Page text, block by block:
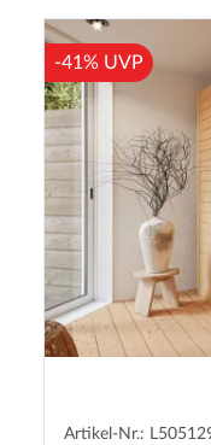
-41% UVP
Artikel-Nr.: